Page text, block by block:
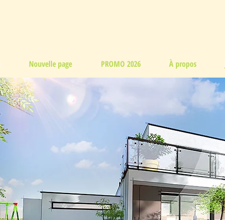
Nouvelle page PROMO 2026 À propos